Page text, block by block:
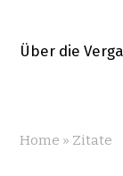
Über die
Home » Zitate